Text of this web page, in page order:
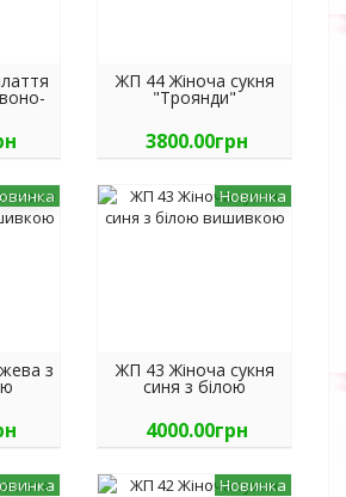
ЖП 44 Жіноча сукня
"Троянди"
3800.00грн
з
Новинка
ЖП 43 Жіноча сукня
синя з білою
4000.00грн
Новинка